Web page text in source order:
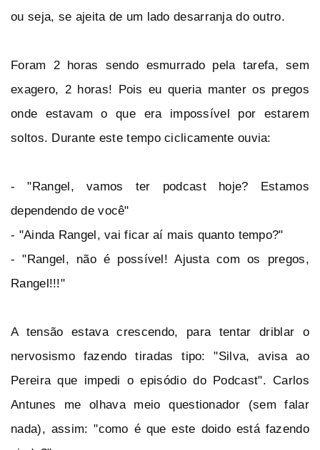
ou seja, se ajeita de um lado desarranja do outro.
Foram 2 horas sendo esmurrado pela tarefa, sem
exagero, 2 horas! Pois eu queria manter os pregos
onde estavam o que era impossível por estarem
soltos. Durante este tempo ciclicamente ouvia:
- "Rangel, vamos ter podcast hoje? Estamos
dependendo de você"
- "Ainda Rangel, vai ficar aí mais quanto tempo?"
- "Rangel, não é possível! Ajusta com os pregos,
Rangel!!!"
A tensão estava crescendo, para tentar driblar o
nervosismo fazendo tiradas tipo: "Silva, avisa ao
Pereira que impedi o episódio do Podcast". Carlos
Antunes me olhava meio questionador (sem falar
nada), assim: "como é que este doido está fazendo